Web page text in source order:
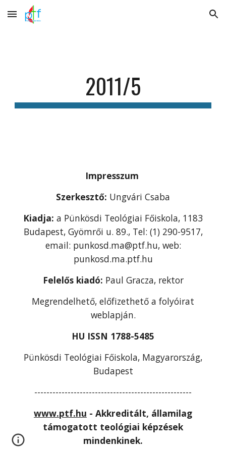
Skip to main content Skip to navigation
2011/5
Impresszum
Szerkesztő: Ungvári Csaba
Kiadja: a Pünkösdi Teológiai Főiskola, 1183
Budapest, Gyömrői u. 89., Tel: (1) 290-9517,
email: punkosd.ma@ptf.hu, web:
punkosd.ma.ptf.hu
Felelős kiadó: Paul Gracza, rektor
Megrendelhető, előfizethető a folyóirat
weblapján.
HU ISSN 1788-5485
Pünkösdi Teológiai Főiskola, Magyarország,
Budapest
----------------------------------------------------
www.ptf.hu - Akkreditált, államilag
támogatott teológiai képzések
mindenkinek.